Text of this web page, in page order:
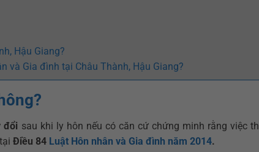
Hậu Giang?
và Gia đình tại Châu Thành, Hậu Giang?
đổi sau khi ly hôn nếu có căn cứ chứng minh rằng việc
Điều 84 Luật Hôn nhân và Gia đình năm 2014.